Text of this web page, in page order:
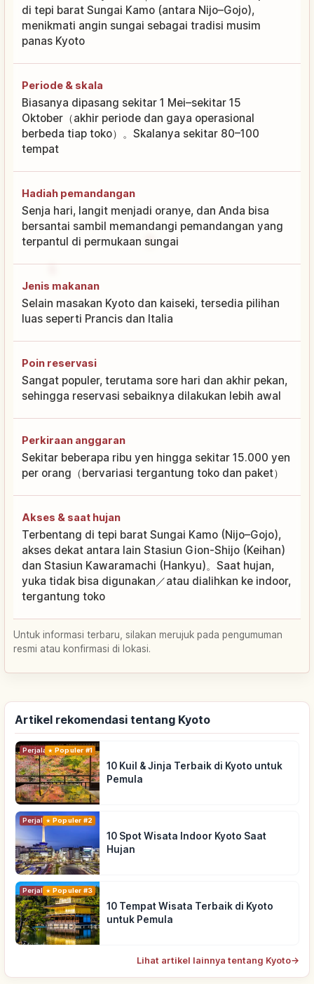
di tepi barat Sungai Kamo (antara Nijo–Gojo),
menikmati angin sungai sebagai tradisi musim
panas Kyoto
Periode & skala
Biasanya dipasang sekitar 1 Mei–sekitar 15
Oktober（akhir periode dan gaya operasional
berbeda tiap toko）。Skalanya sekitar 80–100
tempat
Hadiah pemandangan
Senja hari, langit menjadi oranye, dan Anda bisa
bersantai sambil memandangi pemandangan yang
terpantul di permukaan sungai
Jenis makanan
Selain masakan Kyoto dan kaiseki, tersedia pilihan
luas seperti Prancis dan Italia
Poin reservasi
Sangat populer, terutama sore hari dan akhir pekan,
sehingga reservasi sebaiknya dilakukan lebih awal
Perkiraan anggaran
Sekitar beberapa ribu yen hingga sekitar 15.000 yen
per orang（bervariasi tergantung toko dan paket）
Akses & saat hujan
Terbentang di tepi barat Sungai Kamo (Nijo–Gojo),
akses dekat antara lain Stasiun Gion-Shijo (Keihan)
dan Stasiun Kawaramachi (Hankyu)。Saat hujan,
yuka tidak bisa digunakan／atau dialihkan ke indoor,
tergantung toko
Untuk informasi terbaru, silakan merujuk pada pengumuman
resmi atau konfirmasi di lokasi.
Artikel rekomendasi tentang Kyoto
PerjalananPopuler #1
10 Kuil & Jinja Terbaik di Kyoto untuk
Pemula
PerjalananPopuler #2
10 Spot Wisata Indoor Kyoto Saat
Hujan
PerjalananPopuler #3
10 Tempat Wisata Terbaik di Kyoto
untuk Pemula
Lihat artikel lainnya tentang Kyoto→